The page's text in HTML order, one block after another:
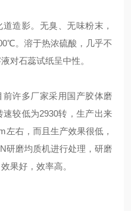
造影。无臭、无味粉末，
。溶于热浓硫酸，几乎不
对石蕊试纸呈中性。
许多厂家采用国产胶体磨
较低为2930转，生产出来
左右，而且生产效果很低，
研磨均质机进行处理，研磨
果好，效率高。